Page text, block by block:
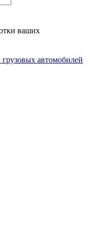
ваших
автомобилей